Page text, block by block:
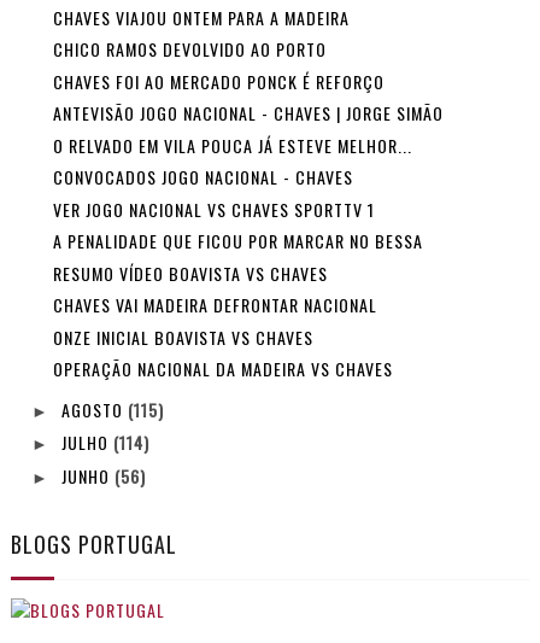
CHAVES VIAJOU ONTEM PARA A MADEIRA
CHICO RAMOS DEVOLVIDO AO PORTO
CHAVES FOI AO MERCADO PONCK É REFORÇO
ANTEVISÃO JOGO NACIONAL - CHAVES | JORGE SIMÃO
O RELVADO EM VILA POUCA JÁ ESTEVE MELHOR...
CONVOCADOS JOGO NACIONAL - CHAVES
VER JOGO NACIONAL VS CHAVES SPORTTV 1
A PENALIDADE QUE FICOU POR MARCAR NO BESSA
RESUMO VÍDEO BOAVISTA VS CHAVES
CHAVES VAI MADEIRA DEFRONTAR NACIONAL
ONZE INICIAL BOAVISTA VS CHAVES
OPERAÇÃO NACIONAL DA MADEIRA VS CHAVES
► AGOSTO (115)
► JULHO (114)
► JUNHO (56)
BLOGS PORTUGAL